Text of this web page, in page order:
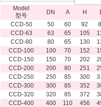
Model
型号
DN A H
CCD-50
50 60 92
CCD-63
63 65 105
CCD-80
80 65 130
CCD-100
100 70 152
CCD-150
150 70 202
CCD-200
200 80 251
CCD-250
250 85 300
CCD-300
300 85 352
CCD-320
320 85 372
CCD-400
400 110 456